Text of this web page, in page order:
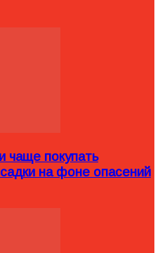
чаще покупать
на фоне опасений